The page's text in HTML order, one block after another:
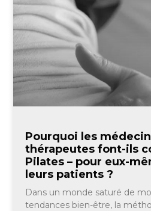
Pourquoi les
thérapeutes font-ils
Pilates – pour eux-
leurs patients ?
Dans un monde saturé de
tendances bien-être, la